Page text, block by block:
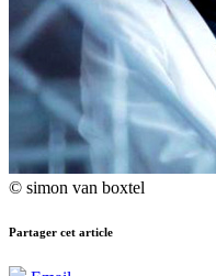
© simon van boxtel
Partager cet article